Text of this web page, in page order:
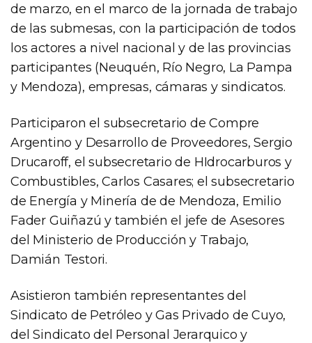
de marzo, en el marco de la jornada de trabajo
de las submesas, con la participación de todos
los actores a nivel nacional y de las provincias
participantes (Neuquén, Río Negro, La Pampa
y Mendoza), empresas, cámaras y sindicatos.
Participaron el subsecretario de Compre
Argentino y Desarrollo de Proveedores, Sergio
Drucaroff, el subsecretario de HIdrocarburos y
Combustibles, Carlos Casares; el subsecretario
de Energía y Minería de de Mendoza, Emilio
Fader Guiñazú y también el jefe de Asesores
del Ministerio de Producción y Trabajo,
Damián Testori.
Asistieron también representantes del
Sindicato de Petróleo y Gas Privado de Cuyo,
del Sindicato del Personal Jerarquico y